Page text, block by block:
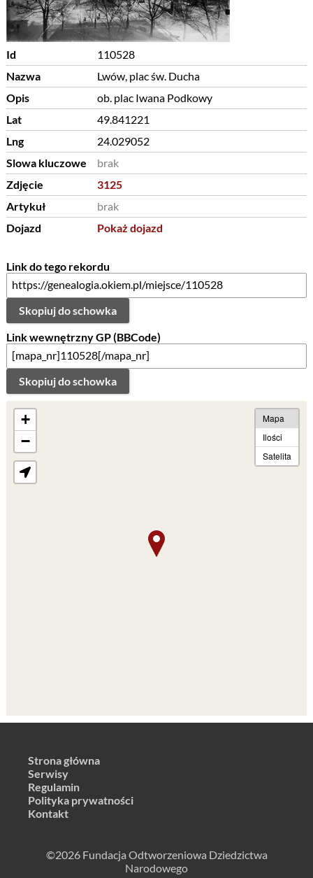
Id
110528
Nazwa
Lwów, plac św. Ducha
Opis
ob. plac Iwana Podkowy
Lat
49.841221
Lng
24.029052
Slowa kluczowe
brak
Zdjęcie
3125
Artykuł
brak
Dojazd
Pokaż dojazd
Link do tego rekordu
Skopiuj do schowka
Link wewnętrzny GP (BBCode)
Skopiuj do schowka
+
−
Mapa
Ilości
Satelita
Strona główna
Serwisy
Regulamin
Polityka prywatności
Kontakt
©2026 Fundacja Odtworzeniowa Dziedzictwa
Narodowego